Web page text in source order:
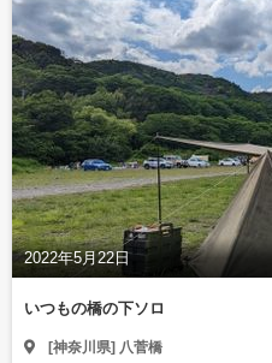
2022年5月22日
いつもの橋の下ソロ
[神奈川県] 八菅橋